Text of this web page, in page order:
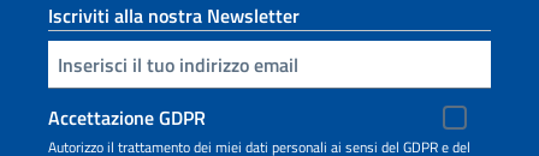
Iscriviti alla nostra Newsletter
Inserisci la tua email
Accettazione GDPR
Autorizzo il trattamento dei miei dati personali ai sensi del GDPR e del